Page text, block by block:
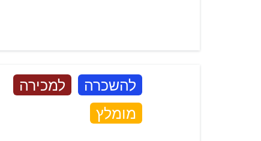
להשכרה
למכירה
מומלץ